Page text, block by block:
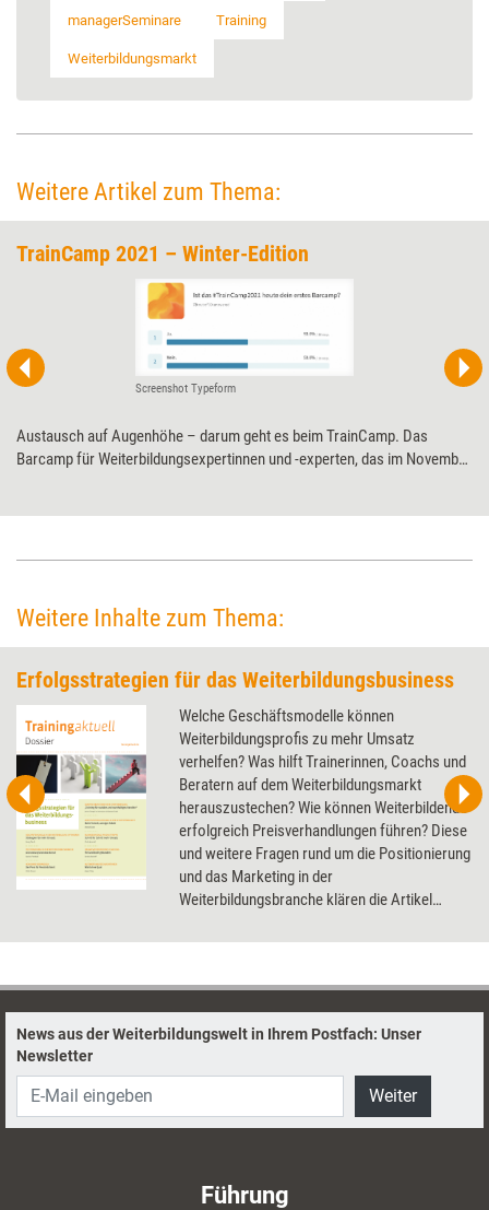
managerSeminare Training
Weiterbildungsmarkt
Weitere Artikel zum Thema:
TrainCamp 2021 – Winter-Edition
Screenshot Typeform
Austausch auf Augenhöhe – darum geht es beim TrainCamp. Das
Barcamp für Weiterbildungsexpertinnen und -experten, das im November
Weitere Inhalte zum Thema:
Erfolgsstrategien für das Weiterbildungsbusiness
Welche Geschäftsmodelle können
Weiterbildungsprofis zu mehr Umsatz
verhelfen? Was hilft Trainerinnen, Coachs und
Beratern auf dem Weiterbildungsmarkt
herauszustechen? Wie können Weiterbildende
erfolgreich Preisverhandlungen führen? Diese
und weitere Fragen rund um die Positionierung
und das Marketing in der
Weiterbildungsbranche klären die Artikel
News aus der Weiterbildungswelt in Ihrem Postfach: Unser
Newsletter
Weiter
Führung